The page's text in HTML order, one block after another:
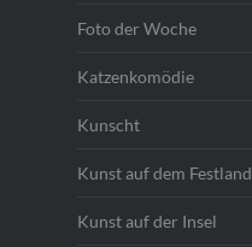
Foto der Woche
Katzenkomödie
Kunscht
Kunst auf dem Festland
Kunst auf der Insel